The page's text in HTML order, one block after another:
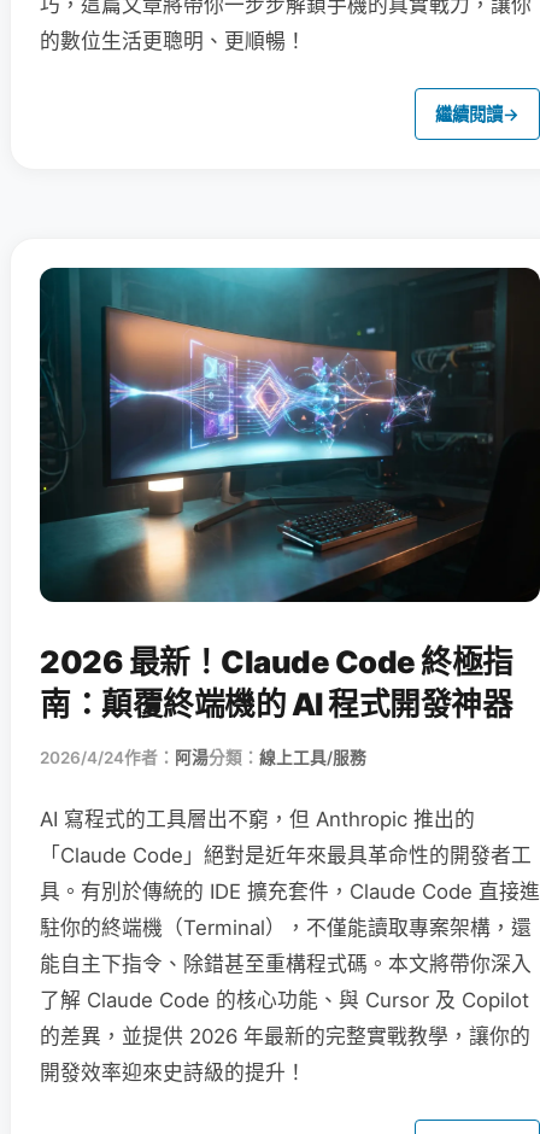
巧，這篇文章將帶你一步步解鎖手機的真實戰力，讓你
的數位生活更聰明、更順暢！
繼續閱讀→
2026 最新！Claude Code 終極指
南：顛覆終端機的 AI 程式開發神器
2026/4/24作者： 阿湯分類： 線上工具/服務
AI 寫程式的工具層出不窮，但 Anthropic 推出的
「Claude Code」絕對是近年來最具革命性的開發者工
具。有別於傳統的 IDE 擴充套件，Claude Code 直接進
駐你的終端機（Terminal），不僅能讀取專案架構，還
能自主下指令、除錯甚至重構程式碼。本文將帶你深入
了解 Claude Code 的核心功能、與 Cursor 及 Copilot
的差異，並提供 2026 年最新的完整實戰教學，讓你的
開發效率迎來史詩級的提升！